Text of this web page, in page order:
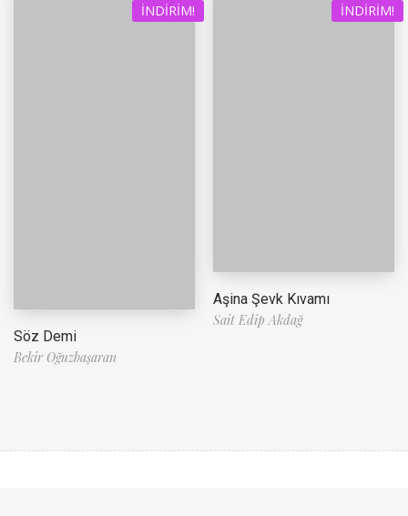
İNDIRIM!
Söz Demi
Bekir Oğuzbaşaran
İNDIRIM!
Aşina Şevk Kıvamı
Sait Edip Akdağ